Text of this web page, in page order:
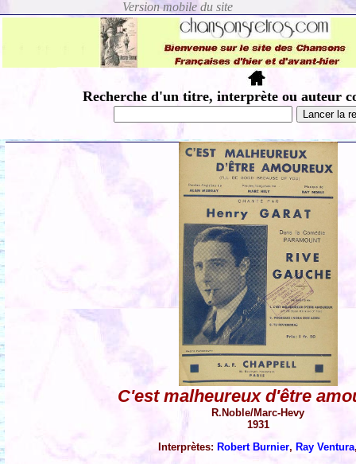
Recherche d'un titre, interprète ou auteur
C'est malheureux d'être
R.Noble/Marc-Hevy
1931
Interprètes: Robert Burnier, Ray Ventura